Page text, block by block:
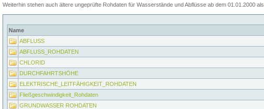
Weiterhin stehen auch ältere ungeprüfte Rohdaten für Wasserstände und Abflüsse ab dem 01.01.2000 als
Name
ABFLUSS
ABFLUSS_ROHDATEN
CHLORID
DURCHFAHRTSHÖHE
ELEKTRISCHE_LEITFÄHIGKEIT_ROHDATEN
Fließgeschwindigkeit_Rohdaten
GRUNDWASSER ROHDATEN